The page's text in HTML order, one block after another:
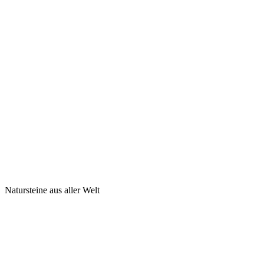
Natursteine aus aller Welt